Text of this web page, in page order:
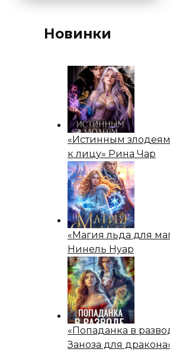
Новинки
«Истинным злодеям
к лицу» Рина Чар
«Магия льда для
Нинель Нуар
«Попаданка в
Заноза для